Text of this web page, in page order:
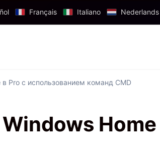
Français Italiano Nederlands
Pro с использованием команд CMD